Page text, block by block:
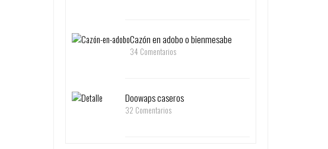
Cazón en adobo o bienmesabe
34 Comentarios
Doowaps caseros
32 Comentarios